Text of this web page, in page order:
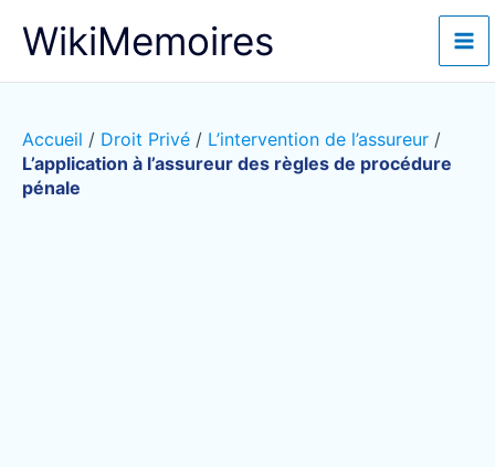
WikiMemoires
Accueil / Droit Privé / L’intervention de l’assureur /
L’application à l’assureur des règles de procédure
pénale